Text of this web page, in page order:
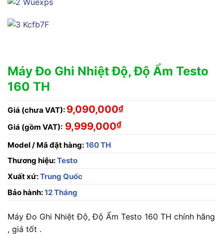
Máy Đo Ghi Nhiệt Độ, Độ Ẩm Testo
160 TH
Giá (chưa VAT): 9,090,000₫
Giá (gồm VAT): 9,999,000₫
Model / Mã đặt hàng:160 TH
Thương hiệu:Testo
Xuất xứ:Trung Quốc
Bảo hành:12 Tháng
Máy Đo Ghi Nhiệt Độ, Độ Ẩm Testo 160 TH chính hãng
, giá tốt .